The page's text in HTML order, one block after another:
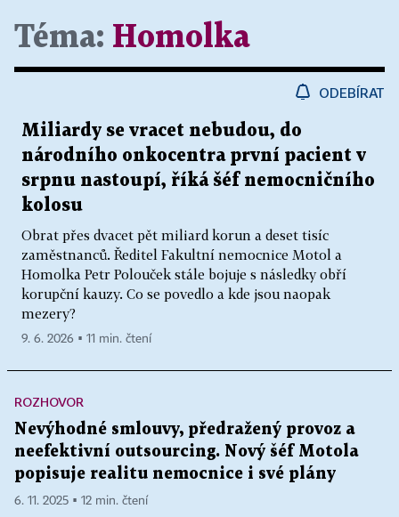
Téma: Homolka
ODEBÍRAT
Miliardy se vracet nebudou, do
národního onkocentra první pacient v
srpnu nastoupí, říká šéf nemocničního
kolosu
Obrat přes dvacet pět miliard korun a deset tisíc
zaměstnanců. Ředitel Fakultní nemocnice Motol a
Homolka Petr Polouček stále bojuje s následky obří
korupční kauzy. Co se povedlo a kde jsou naopak
mezery?
9. 6. 2026 ▪ 11 min. čtení
ROZHOVOR
Nevýhodné smlouvy, předražený provoz a
neefektivní outsourcing. Nový šéf Motola
popisuje realitu nemocnice i své plány
6. 11. 2025 ▪ 12 min. čtení